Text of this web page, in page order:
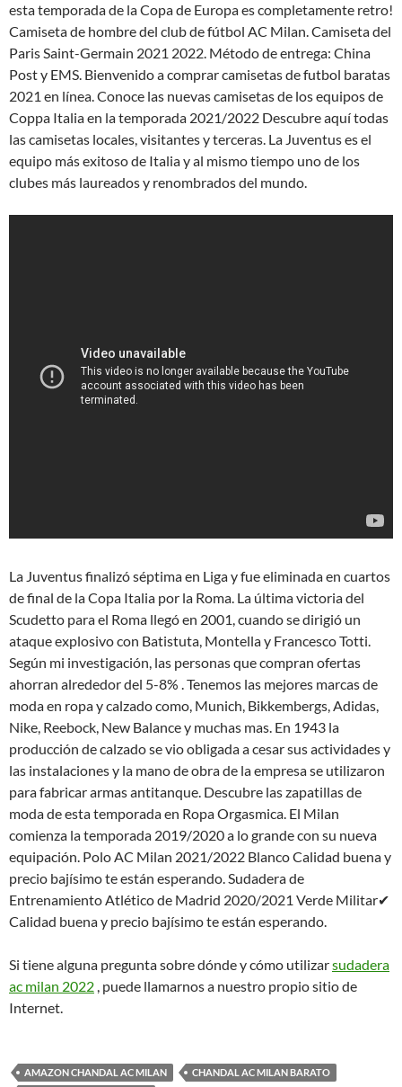
esta temporada de la Copa de Europa es completamente retro!
Camiseta de hombre del club de fútbol AC Milan. Camiseta del
Paris Saint-Germain 2021 2022. Método de entrega: China
Post y EMS. Bienvenido a comprar camisetas de futbol baratas
2021 en línea. Conoce las nuevas camisetas de los equipos de
Coppa Italia en la temporada 2021/2022 Descubre aquí todas
las camisetas locales, visitantes y terceras. La Juventus es el
equipo más exitoso de Italia y al mismo tiempo uno de los
clubes más laureados y renombrados del mundo.
La Juventus finalizó séptima en Liga y fue eliminada en cuartos
de final de la Copa Italia por la Roma. La última victoria del
Scudetto para el Roma llegó en 2001, cuando se dirigió un
ataque explosivo con Batistuta, Montella y Francesco Totti.
Según mi investigación, las personas que compran ofertas
ahorran alrededor del 5-8% . Tenemos las mejores marcas de
moda en ropa y calzado como, Munich, Bikkembergs, Adidas,
Nike, Reebock, New Balance y muchas mas. En 1943 la
producción de calzado se vio obligada a cesar sus actividades y
las instalaciones y la mano de obra de la empresa se utilizaron
para fabricar armas antitanque. Descubre las zapatillas de
moda de esta temporada en Ropa Orgasmica. El Milan
comienza la temporada 2019/2020 a lo grande con su nueva
equipación. Polo AC Milan 2021/2022 Blanco Calidad buena y
precio bajísimo te están esperando. Sudadera de
Entrenamiento Atlético de Madrid 2020/2021 Verde Militar✔
Calidad buena y precio bajísimo te están esperando.
Si tiene alguna pregunta sobre dónde y cómo utilizarsudadera
ac milan 2022 , puede llamarnos a nuestro propio sitio de
Internet.
AMAZON CHANDAL AC MILAN
CHANDAL AC MILAN BARATO